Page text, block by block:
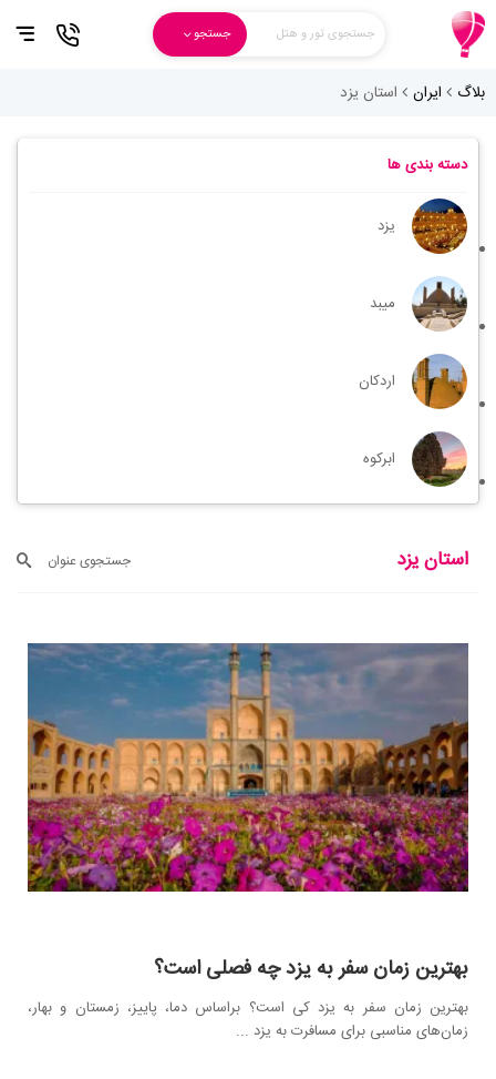
جستجوی تور و هتل جستجو
بلاگ ایران استان یزد
دسته بندی ها
یزد
میبد
اردکان
ابرکوه
استان یزد جستجوی عنوان
بهترین زمان سفر به یزد چه فصلی است؟
بهترین زمان سفر به یزد کی است؟ براساس دما، پاییز، زمستان و بهار،
زمان‌های مناسبی برای مسافرت به یزد ...